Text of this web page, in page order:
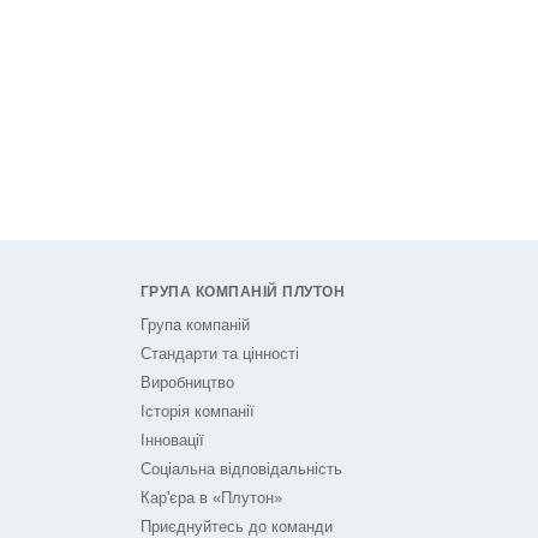
ГРУПА КОМПАНІЙ ПЛУТОН
Група компаній
Стандарти та цінності
Виробництво
Історія компанії
Інновації
Соціальна відповідальність
Кар'єра в «Плутон»
Приєднуйтесь до команди